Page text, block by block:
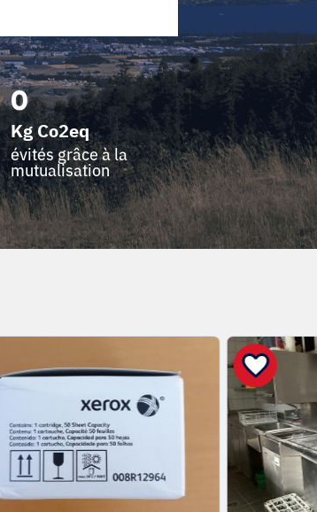
0
Kg Co2eq
évités grâce à la
mutualisation